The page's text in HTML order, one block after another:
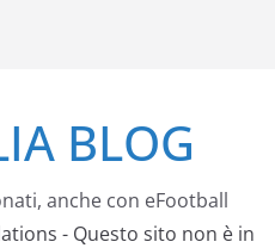
BLOG
anche con eFootball
- Questo sito non è in